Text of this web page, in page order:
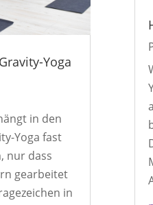
Yoga
in den
Yoga fast
nur dass
gearbeitet
in